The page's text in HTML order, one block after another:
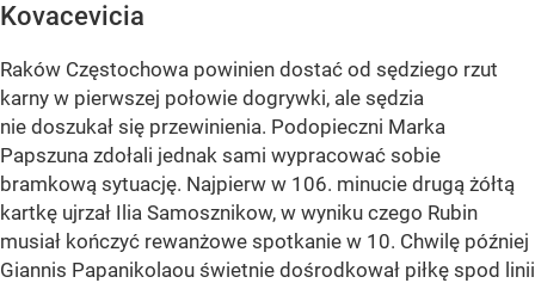
Kovacevicia
Raków Częstochowa powinien dostać od sędziego rzut
karny w pierwszej połowie dogrywki, ale sędzia
nie doszukał się przewinienia. Podopieczni Marka
Papszuna zdołali jednak sami wypracować sobie
bramkową sytuację. Najpierw w 106. minucie drugą żółtą
kartkę ujrzał Ilia Samosznikow, w wyniku czego Rubin
musiał kończyć rewanżowe spotkanie w 10. Chwilę później
Giannis Papanikolaou świetnie dośrodkował piłkę spod linii